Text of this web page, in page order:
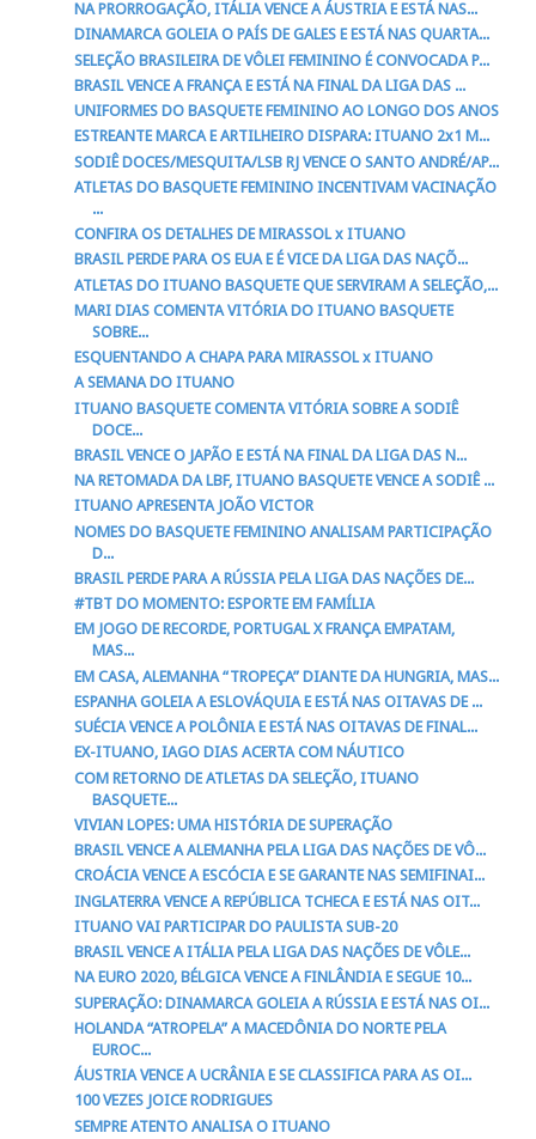
NA PRORROGAÇÃO, ITÁLIA VENCE A ÁUSTRIA E ESTÁ NAS...
DINAMARCA GOLEIA O PAÍS DE GALES E ESTÁ NAS QUARTA...
SELEÇÃO BRASILEIRA DE VÔLEI FEMININO É CONVOCADA P...
BRASIL VENCE A FRANÇA E ESTÁ NA FINAL DA LIGA DAS ...
UNIFORMES DO BASQUETE FEMININO AO LONGO DOS ANOS
ESTREANTE MARCA E ARTILHEIRO DISPARA: ITUANO 2x1 M...
SODIÊ DOCES/MESQUITA/LSB RJ VENCE O SANTO ANDRÉ/AP...
ATLETAS DO BASQUETE FEMININO INCENTIVAM VACINAÇÃO
...
CONFIRA OS DETALHES DE MIRASSOL x ITUANO
BRASIL PERDE PARA OS EUA E É VICE DA LIGA DAS NAÇÕ...
ATLETAS DO ITUANO BASQUETE QUE SERVIRAM A SELEÇÃO,...
MARI DIAS COMENTA VITÓRIA DO ITUANO BASQUETE
SOBRE...
ESQUENTANDO A CHAPA PARA MIRASSOL x ITUANO
A SEMANA DO ITUANO
ITUANO BASQUETE COMENTA VITÓRIA SOBRE A SODIÊ
DOCE...
BRASIL VENCE O JAPÃO E ESTÁ NA FINAL DA LIGA DAS N...
NA RETOMADA DA LBF, ITUANO BASQUETE VENCE A SODIÊ ...
ITUANO APRESENTA JOÃO VICTOR
NOMES DO BASQUETE FEMININO ANALISAM PARTICIPAÇÃO
D...
BRASIL PERDE PARA A RÚSSIA PELA LIGA DAS NAÇÕES DE...
#TBT DO MOMENTO: ESPORTE EM FAMÍLIA
EM JOGO DE RECORDE, PORTUGAL X FRANÇA EMPATAM,
MAS...
EM CASA, ALEMANHA “TROPEÇA” DIANTE DA HUNGRIA, MAS...
ESPANHA GOLEIA A ESLOVÁQUIA E ESTÁ NAS OITAVAS DE ...
SUÉCIA VENCE A POLÔNIA E ESTÁ NAS OITAVAS DE FINAL...
EX-ITUANO, IAGO DIAS ACERTA COM NÁUTICO
COM RETORNO DE ATLETAS DA SELEÇÃO, ITUANO
BASQUETE...
VIVIAN LOPES: UMA HISTÓRIA DE SUPERAÇÃO
BRASIL VENCE A ALEMANHA PELA LIGA DAS NAÇÕES DE VÔ...
CROÁCIA VENCE A ESCÓCIA E SE GARANTE NAS SEMIFINAI...
INGLATERRA VENCE A REPÚBLICA TCHECA E ESTÁ NAS OIT...
ITUANO VAI PARTICIPAR DO PAULISTA SUB-20
BRASIL VENCE A ITÁLIA PELA LIGA DAS NAÇÕES DE VÔLE...
NA EURO 2020, BÉLGICA VENCE A FINLÂNDIA E SEGUE 10...
SUPERAÇÃO: DINAMARCA GOLEIA A RÚSSIA E ESTÁ NAS OI...
HOLANDA “ATROPELA” A MACEDÔNIA DO NORTE PELA
EUROC...
ÁUSTRIA VENCE A UCRÂNIA E SE CLASSIFICA PARA AS OI...
100 VEZES JOICE RODRIGUES
SEMPRE ATENTO ANALISA O ITUANO